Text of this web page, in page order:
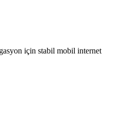
için stabil mobil internet